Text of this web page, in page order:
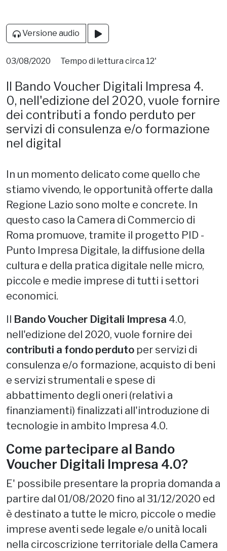
Versione audio
03/08/2020 Tempo di lettura circa 12'
Il Bando Voucher Digitali Impresa 4.
0, nell'edizione del 2020, vuole fornire
dei contributi a fondo perduto per
servizi di consulenza e/o formazione
nel digital
In un momento delicato come quello che
stiamo vivendo, le opportunità offerte dalla
Regione Lazio sono molte e concrete. In
questo caso la Camera di Commercio di
Roma promuove, tramite il progetto PID -
Punto Impresa Digitale, la diffusione della
cultura e della pratica digitale nelle micro,
piccole e medie imprese di tutti i settori
economici.
Il BandoVoucher Digitali Impresa 4.0,
nell'edizione del 2020, vuole fornire dei
contributi a fondo perduto per servizi di
consulenza e/o formazione, acquisto di beni
e servizi strumentali e spese di
abbattimento degli oneri (relativi a
finanziamenti) finalizzati all'introduzione di
tecnologie in ambito Impresa 4.0.
Come partecipare al Bando
Voucher Digitali Impresa 4.0?
E' possibile presentare la propria domanda a
partire dal 01/08/2020 fino al 31/12/2020 ed
è destinato a tutte le micro, piccole o medie
imprese aventi sede legale e/o unità locali
nella circoscrizione territoriale della Camera